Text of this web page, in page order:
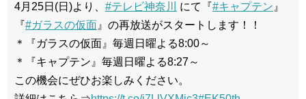
4月25日(日)より、 #テレビ神奈川 にて『#キャプテン 』
『#ガラスの仮面 』の再放送がスタートします！！
＊『ガラスの仮面』毎週日曜よる8:00～
＊『キャプテン』毎週日曜よる8:27～
この機会にぜひお楽しみください。